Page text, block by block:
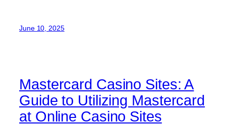
June 10, 2025
Mastercard Casino Sites: A
Guide to Utilizing Mastercard
at Online Casino Sites